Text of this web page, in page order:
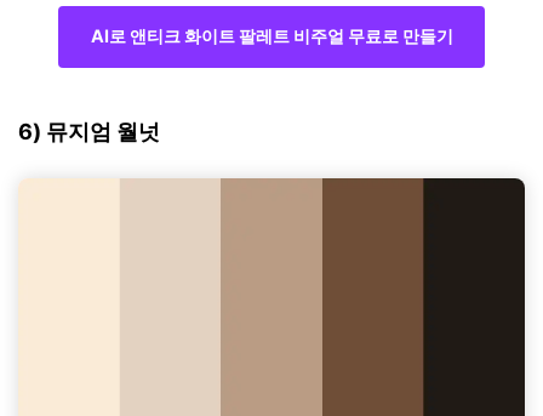
AI로 앤티크 화이트 팔레트 비주얼 무료로 만들기
6) 뮤지엄 월넛